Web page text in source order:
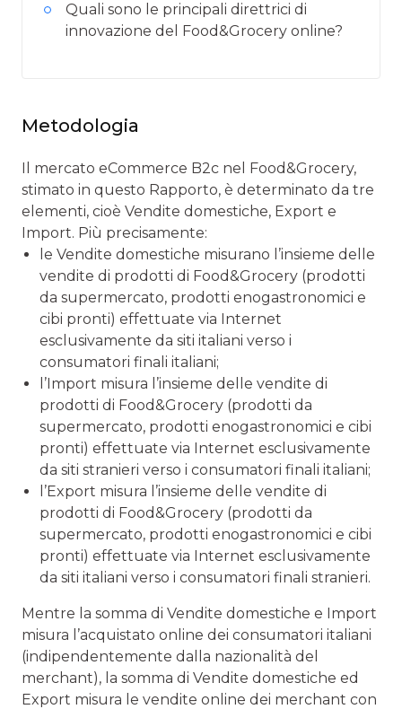
Quali sono le principali direttrici di
innovazione del Food&Grocery online?
Metodologia
Il mercato eCommerce B2c nel Food&Grocery,
stimato in questo Rapporto, è determinato da tre
elementi, cioè Vendite domestiche, Export e
Import. Più precisamente:
le Vendite domestiche misurano l’insieme delle
vendite di prodotti di Food&Grocery (prodotti
da supermercato, prodotti enogastronomici e
cibi pronti) effettuate via Internet
esclusivamente da siti italiani verso i
consumatori finali italiani;
l’Import misura l’insieme delle vendite di
prodotti di Food&Grocery (prodotti da
supermercato, prodotti enogastronomici e cibi
pronti) effettuate via Internet esclusivamente
da siti stranieri verso i consumatori finali italiani;
l’Export misura l’insieme delle vendite di
prodotti di Food&Grocery (prodotti da
supermercato, prodotti enogastronomici e cibi
pronti) effettuate via Internet esclusivamente
da siti italiani verso i consumatori finali stranieri.
Mentre la somma di Vendite domestiche e Import
misura l’acquistato online dei consumatori italiani
(indipendentemente dalla nazionalità del
merchant), la somma di Vendite domestiche ed
Export misura le vendite online dei merchant con